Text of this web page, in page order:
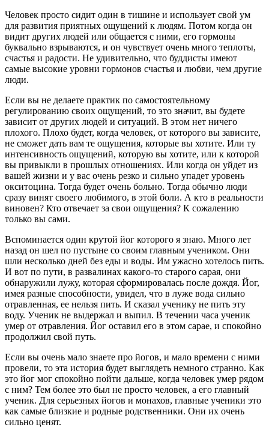
Человек просто сидит один в тишине и использует свой ум
для развития приятных ощущений к людям. Потом когда он
видит других людей или общается с ними, его гормоны
буквально взрываются, и он чувствует очень много теплоты,
счастья и радости. Не удивительно, что буддисты имеют
самые высокие уровни гормонов счастья и любви, чем другие
люди.
Если вы не делаете практик по самостоятельному
регулированию своих ощущений, то это значит, вы будете
зависит от других людей и ситуаций. В этом нет ничего
плохого. Плохо будет, когда человек, от которого вы зависите,
не сможет дать вам те ощущения, которые вы хотите. Или ту
интенсивность ощущений, которую вы хотите, или к которой
вы привыкли в прошлых отношениях. Или когда он уйдет из
вашей жизни и у вас очень резко и сильно упадет уровень
окситоцина. Тогда будет очень больно. Тогда обычно люди
сразу винят своего любимого, в этой боли. А кто в реальности
виновен? Кто отвечает за свои ощущения? К сожалению
только вы сами.
Вспоминается один крутой йог которого я знаю. Много лет
назад он шел по пустыне со своим главным учеником. Они
шли несколько дней без еды и воды. Им ужасно хотелось пить.
И вот по пути, в развалинах какого-то старого сарая, они
обнаружили лужу, которая сформировалась после дождя. Йог,
имея разные способности, увидел, что в луже вода сильно
отравленная, ее нельзя пить. И сказал ученику не пить эту
воду. Ученик не выдержал и выпил. В течении часа ученик
умер от отравления. Йог оставил его в этом сарае, и спокойно
продолжил свой путь.
Если вы очень мало знаете про йогов, и мало времени с ними
провели, то эта история будет выглядеть немного странно. Как
это йог мог спокойно пойти дальше, когда человек умер рядом
с ним? Тем более это был не просто человек, а его главный
ученик. Для серьезных йогов и монахов, главные ученики это
как самые близкие и родные родственники. Они их очень
сильно ценят.